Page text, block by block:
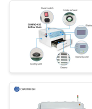
SHOPPING
SƠ
Máy